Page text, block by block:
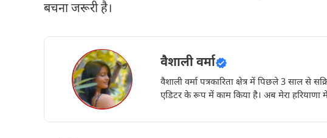
बचना जरूरी है।
वैशाली वर्मा
वैशाली वर्मा पत्रकारिता क्षेत्र में पिछले 3 साल
एडिटर के रूप में काम किया है। अब मेरा हरियाणा में